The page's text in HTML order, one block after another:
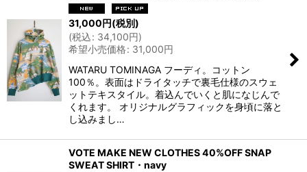
31,000円(税別)
(税込: 34,100円)
希望小売価格: 31,000円
WATARU TOMINAGA フーディ。コットン
100％。表面はドライタッチで裏毛仕様のスウェ
ットテキスタイル。着込んでいくと肌になじんで
くれます。 オリジナルグラフィックを身頃に落と
し込みまし…
VOTE MAKE NEW CLOTHES 40%OFF SNAP
SWEAT SHIRT・navy